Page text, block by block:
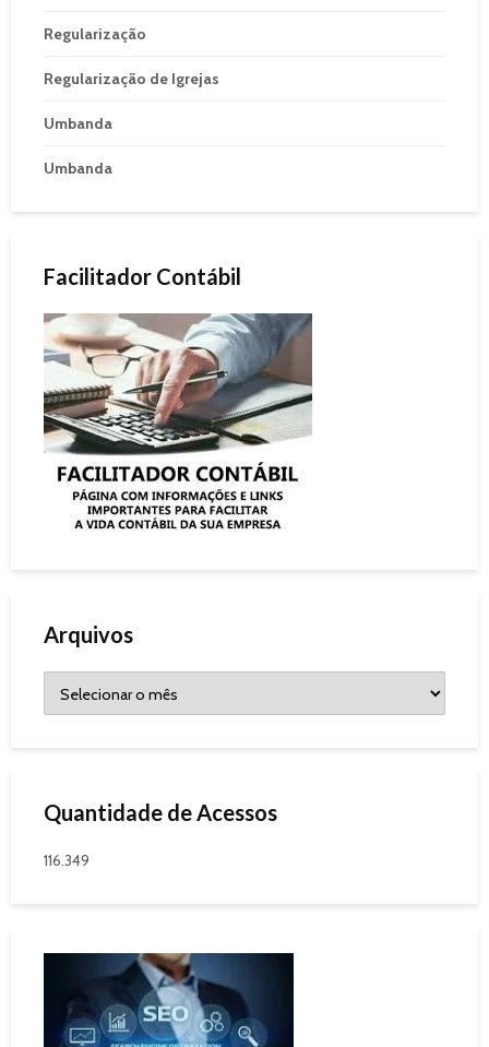
Regularização
Regularização de Igrejas
Umbanda
Umbanda
Facilitador Contábil
Arquivos
Quantidade de Acessos
116.349